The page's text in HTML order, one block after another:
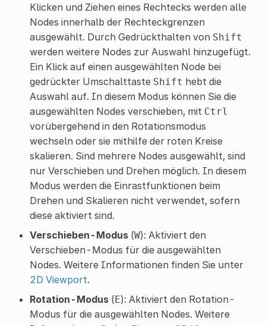
Klicken und Ziehen eines Rechtecks werden alle
Nodes innerhalb der Rechteckgrenzen
ausgewählt. Durch Gedrückthalten von Shift
werden weitere Nodes zur Auswahl hinzugefügt.
Ein Klick auf einen ausgewählten Node bei
gedrückter Umschalttaste Shift hebt die
Auswahl auf. In diesem Modus können Sie die
ausgewählten Nodes verschieben, mit Ctrl
vorübergehend in den Rotationsmodus
wechseln oder sie mithilfe der roten Kreise
skalieren. Sind mehrere Nodes ausgewählt, sind
nur Verschieben und Drehen möglich. In diesem
Modus werden die Einrastfunktionen beim
Drehen und Skalieren nicht verwendet, sofern
diese aktiviert sind.
Verschieben-Modus(W): Aktiviert den
Verschieben-Modus für die ausgewählten
Nodes. Weitere Informationen finden Sie unter
2D Viewport.
Rotation-Modus(E): Aktiviert den Rotation-
Modus für die ausgewählten Nodes. Weitere